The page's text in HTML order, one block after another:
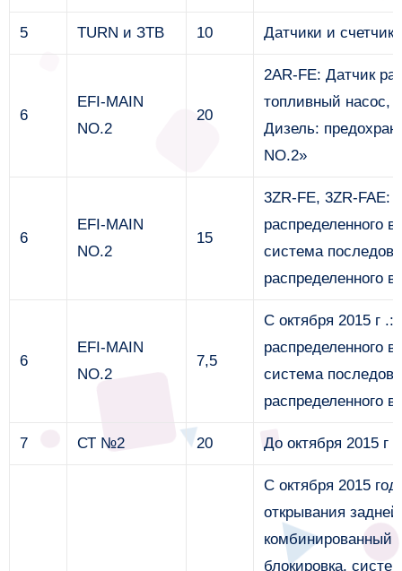
5 TURN и ЗТВ 10 Датчики и счетчики
6
EFI-MAIN
NO.2
20
2AR-FE: Датчик
топливный насос,
Дизель:
NO.2»
6
EFI-MAIN
NO.2
15
3ZR-FE, 3ZR-FAE:
распределенного
система
распределенного
6
EFI-MAIN
NO.2
7,5
С октября 2015 г
распределенного
система
распределенного
7 СТ №2 20 До октября 2015 г
С октября 2015
открывания
комбинированный
блокировка,